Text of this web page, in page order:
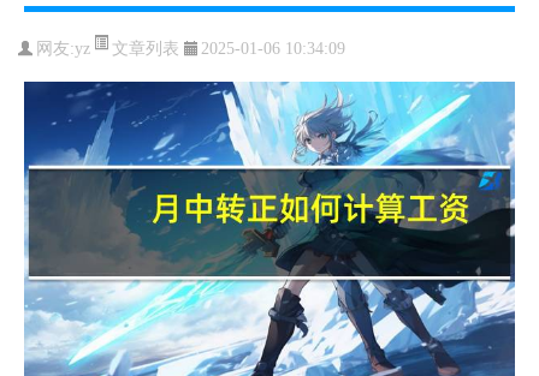
网友:yz 文章列表 2025-01-06 10:34:09